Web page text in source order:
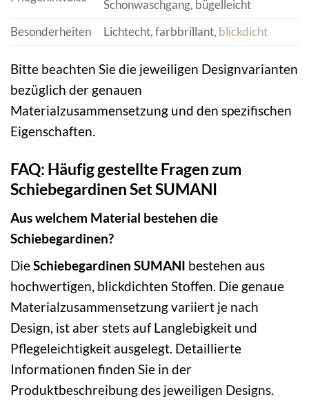
Schonwaschgang, bügelleicht
Besonderheiten
Lichtecht, farbbrillant, blickdicht
Bitte beachten Sie die jeweiligen Designvarianten
bezüglich der genauen
Materialzusammensetzung und den spezifischen
Eigenschaften.
FAQ: Häufig gestellte Fragen zum
Schiebegardinen Set SUMANI
Aus welchem Material bestehen die
Schiebegardinen?
DieSchiebegardinen SUMANI bestehen aus
hochwertigen, blickdichten Stoffen. Die genaue
Materialzusammensetzung variiert je nach
Design, ist aber stets auf Langlebigkeit und
Pflegeleichtigkeit ausgelegt. Detaillierte
Informationen finden Sie in der
Produktbeschreibung des jeweiligen Designs.